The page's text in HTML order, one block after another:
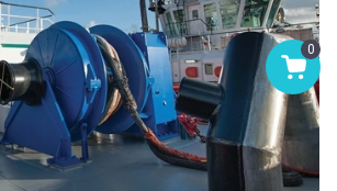
0